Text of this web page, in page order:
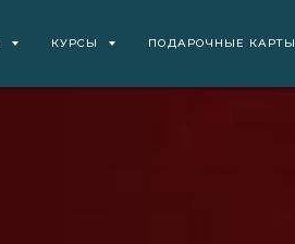
КУРСЫ ПОДАРОЧНЫЕ КАРТЫ